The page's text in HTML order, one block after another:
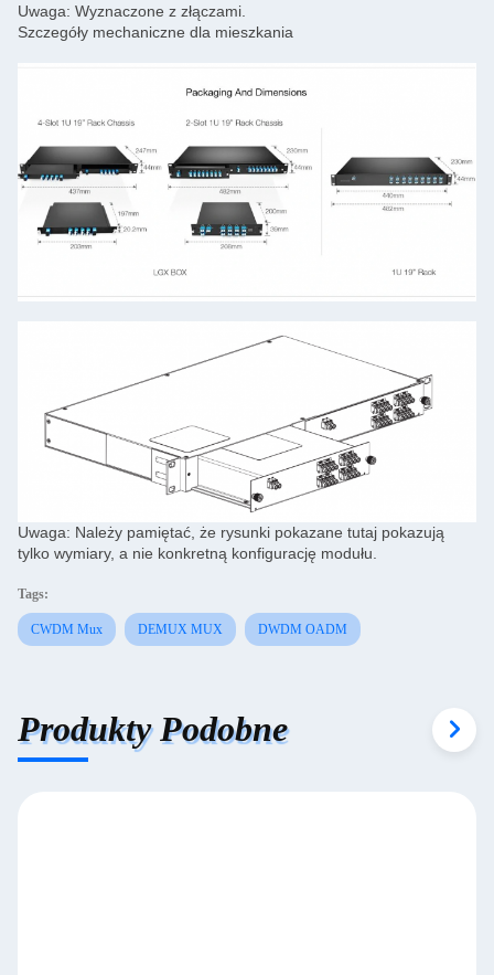
Uwaga: Wyznaczone z złączami.
Szczegóły mechaniczne dla mieszkania
Uwaga: Należy pamiętać, że rysunki pokazane tutaj pokazują
tylko wymiary, a nie konkretną konfigurację modułu.
Tags:
CWDM Mux DEMUX MUX DWDM OADM
Produkty Podobne